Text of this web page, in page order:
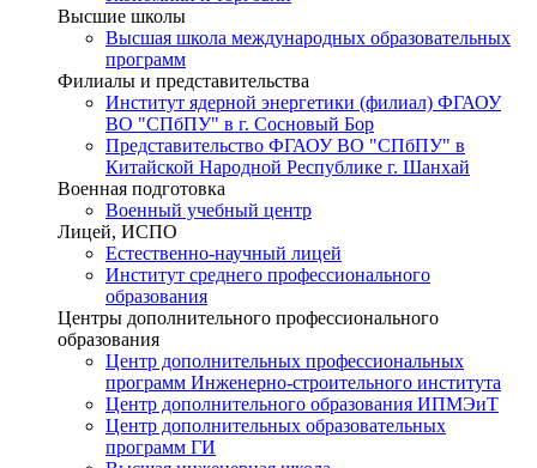
Высшие школы
Высшая школа международных образовательных
программ
Филиалы и представительства
Институт ядерной энергетики (филиал) ФГАОУ
ВО "СПбПУ" в г. Сосновый Бор
Представительство ФГАОУ ВО "СПбПУ" в
Китайской Народной Республике г. Шанхай
Военная подготовка
Военный учебный центр
Лицей, ИСПО
Естественно-научный лицей
Институт среднего профессионального
образования
Центры дополнительного профессионального
образования
Центр дополнительных профессиональных
программ Инженерно-строительного института
Центр дополнительного образования ИПМЭиТ
Центр дополнительных образовательных
программ ГИ